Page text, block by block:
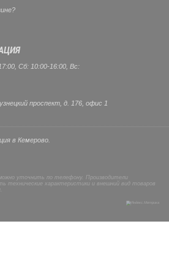
Сб: 10:00-16:00, Вс:
проспект, д. 176, офис 1
в Кемерово.
уточнить по телефону. Производители
технические характеристики и внешний вид товаров